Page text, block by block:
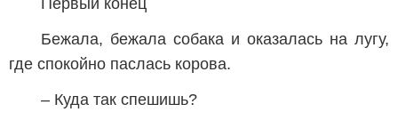
Первый конец
Бежала, бежала собака и оказалась на лугу,
где спокойно паслась корова.
– Куда так спешишь?